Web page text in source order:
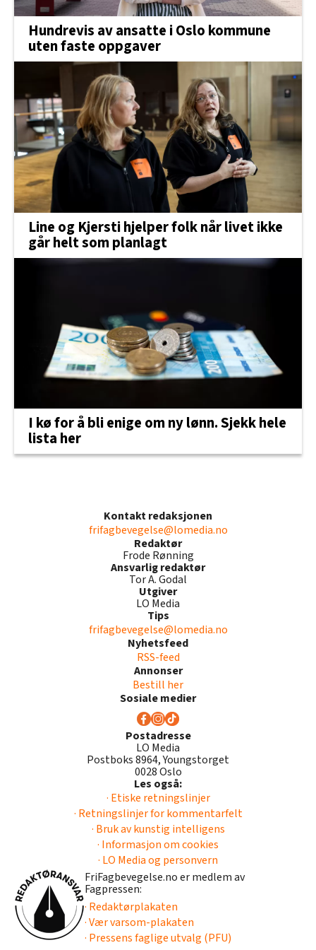
Hundrevis av ansatte i Oslo kommune
uten faste oppgaver
Line og Kjersti hjelper folk når livet ikke
går helt som planlagt
I kø for å bli enige om ny lønn. Sjekk hele
lista her
Kontakt redaksjonen
frifagbevegelse@lomedia.no
Redaktør
Frode Rønning
Ansvarlig redaktør
Tor A. Godal
Utgiver
LO Media
Tips
frifagbevegelse@lomedia.no
Nyhetsfeed
RSS-feed
Annonser
Bestill her
Sosiale medier
Postadresse
LO Media
Postboks 8964, Youngstorget
0028 Oslo
Les også:
· Etiske retningslinjer
· Retningslinjer for kommentarfelt
· Bruk av kunstig intelligens
· Informasjon om cookies
· LO Media og personvern
FriFagbevegelse.no er medlem av
Fagpressen:
· Redaktørplakaten
· Vær varsom-plakaten
· Pressens faglige utvalg (PFU)